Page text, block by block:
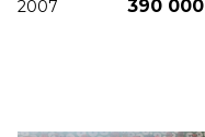
2007 390 000